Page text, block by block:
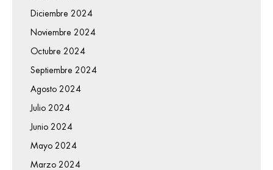
Diciembre 2024
Noviembre 2024
Octubre 2024
Septiembre 2024
Agosto 2024
Julio 2024
Junio 2024
Mayo 2024
Marzo 2024